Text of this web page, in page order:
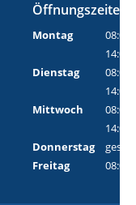
Öffnungszeiten
Montag
08:00
14:00
Dienstag
08:00
14:00
Mittwoch
08:00
14:00
Donnerstag
Freitag
08:00